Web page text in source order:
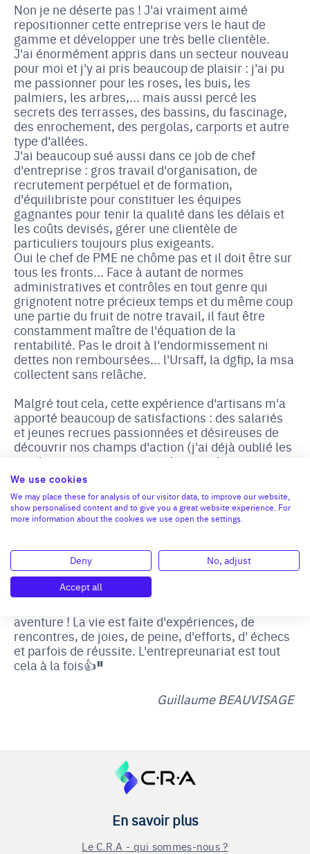
Non je ne déserte pas ! J'ai vraiment aimé
repositionner cette entreprise vers le haut de
gamme et développer une très belle clientèle.
J'ai énormément appris dans un secteur nouveau
pour moi et j'y ai pris beaucoup de plaisir : j'ai pu
me passionner pour les roses, les buis, les
palmiers, les arbres,... mais aussi percé les
secrets des terrasses, des bassins, du fascinage,
des enrochement, des pergolas, carports et autre
type d'allées.
J'ai beaucoup sué aussi dans ce job de chef
d'entreprise : gros travail d'organisation, de
recrutement perpétuel et de formation,
d'équilibriste pour constituer les équipes
gagnantes pour tenir la qualité dans les délais et
les coûts devisés, gérer une clientèle de
particuliers toujours plus exigeants.
Oui le chef de PME ne chôme pas et il doit être sur
tous les fronts... Face à autant de normes
administratives et contrôles en tout genre qui
grignotent notre précieux temps et du même coup
une partie du fruit de notre travail, il faut être
constamment maître de l'équation de la
rentabilité. Pas le droit à l'endormissement ni
dettes non remboursées... l'Ursaff, la dgfip, la msa
collectent sans relâche.
Malgré tout cela, cette expérience d'artisans m'a
apporté beaucoup de satisfactions : des salariés
et jeunes recrues passionnées et désireuses de
découvrir nos champs d'action (j'ai déjà oublié les
nombreux jeunes reçus qui étaient plus soucieux
de leurs droits bien rappelés par France Travail).
Bref, un job qui vous prend les tripes, la tête et le
cœur ; un job qui vous fait vibrer, où les heures ne
sont pas comptées!
Le challenge à été transformé et je souhaite que
beaucoup de bonheur à Xavier ! Pour ma part, je
ne suis pas encore retraité ;) Oui je vais souffler
un peu, profitez de ma famille et de mes amis, et
aventure ! La vie est faite d'expériences, de
rencontres, de joies, de peine, d'efforts, d' échecs
et parfois de réussite. L'entrepreunariat est tout
cela à la fois👍"
Guillaume BEAUVISAGE
En savoir plus
Le C.R.A - qui sommes-nous ?
We use cookies
We may place these for analysis of our visitor data, to improve our website,
show personalised content and to give you a great website experience. For
more information about the cookies we use open the settings.
Deny
No, adjust
Accept all